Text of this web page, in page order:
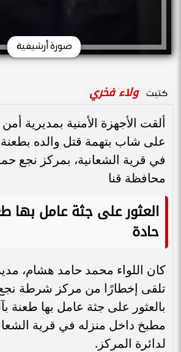
صورة أرشيفية
كتبت ولاء فخري
ألقت الأجهزة الأمنية بمديرية
على شاب بتهمة قتل والده
في قرية الشعانية، بمركز نجع
محافظة قنا
العثور على جثة عامل بها
حادة
كان اللواء محمد حامد هشام،
تلقى إخطارًا من مركز شرطة
بالعثور على جثة عامل بها طعنة
مطبخ داخل منزله في قرية
لدائرة المركز.